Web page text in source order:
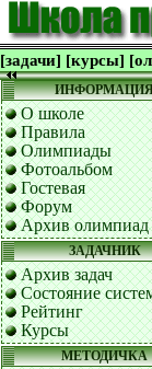
[задачи] [курсы]
О школе
Правила
Олимпиады
Фотоальбом
Гостевая
Форум
Архив олимпиад
ЗАДАЧНИК
Архив задач
Состояние
Рейтинг
Курсы
МЕТОДИЧКА